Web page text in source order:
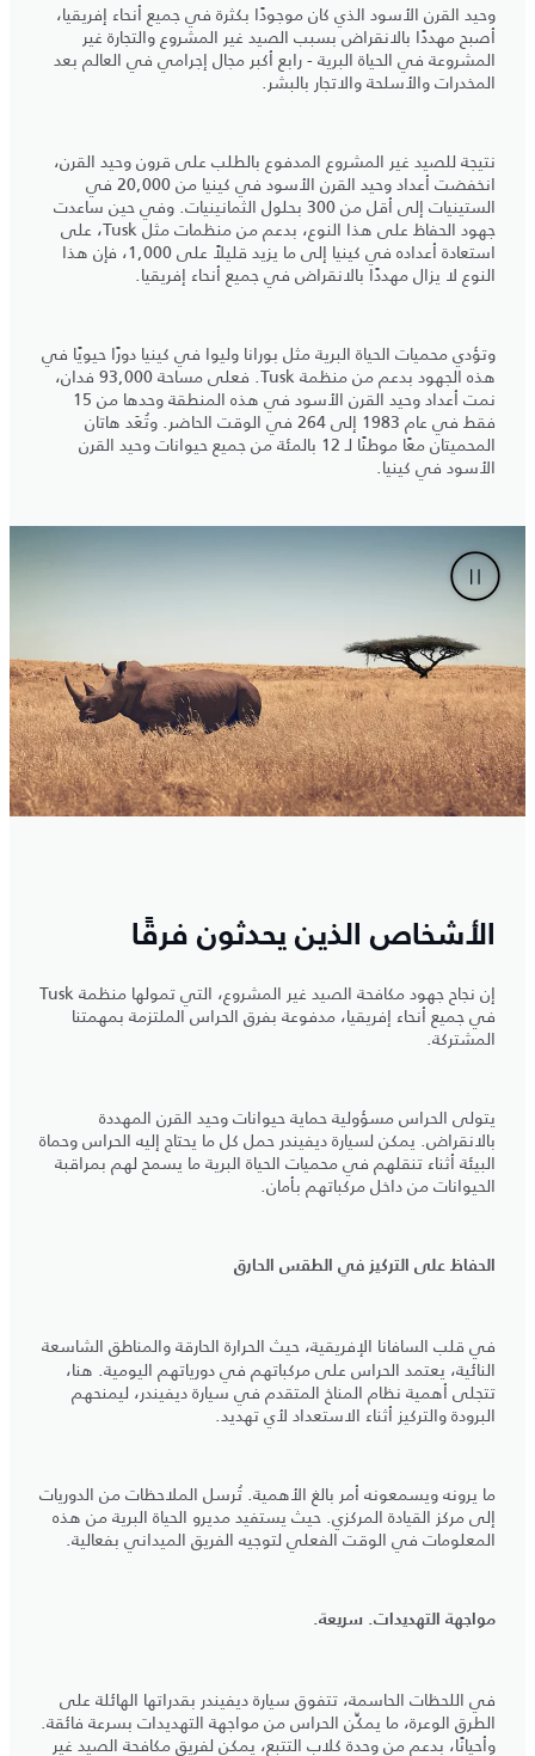
وحيد القرن الأسود الذي كان موجودًا بكثرة في جميع أنحاء إفريقيا،
أصبح مهددًا بالانقراض بسبب الصيد غير المشروع والتجارة غير
المشروعة في الحياة البرية - رابع أكبر مجال إجرامي في العالم بعد
المخدرات والأسلحة والاتجار بالبشر.
نتيجة للصيد غير المشروع المدفوع بالطلب على قرون وحيد القرن،
انخفضت أعداد وحيد القرن الأسود في كينيا من 20,000 في
الستينيات إلى أقل من 300 بحلول الثمانينيات. وفي حين ساعدت
جهود الحفاظ على هذا النوع، بدعم من منظمات مثل Tusk، على
استعادة أعداده في كينيا إلى ما يزيد قليلاً على 1,000، فإن هذا
النوع لا يزال مهددًا بالانقراض في جميع أنحاء إفريقيا.
وتؤدي محميات الحياة البرية مثل بورانا وليوا في كينيا دورًا حيويًا في
هذه الجهود بدعم من منظمة Tusk. فعلى مساحة 93,000 فدان،
نمت أعداد وحيد القرن الأسود في هذه المنطقة وحدها من 15
فقط في عام 1983 إلى 264 في الوقت الحاضر. وتُعَد هاتان
المحميتان معًا موطنًا لـ 12 بالمئة من جميع حيوانات وحيد القرن
الأسود في كينيا.
الأشخاص الذين يحدثون فرقًا
إن نجاح جهود مكافحة الصيد غير المشروع، التي تمولها منظمة Tusk
في جميع أنحاء إفريقيا، مدفوعة بفرق الحراس الملتزمة بمهمتنا
المشتركة.
يتولى الحراس مسؤولية حماية حيوانات وحيد القرن المهددة
بالانقراض. يمكن لسيارة ديفيندر حمل كل ما يحتاج إليه الحراس وحماة
البيئة أثناء تنقلهم في محميات الحياة البرية ما يسمح لهم بمراقبة
الحيوانات من داخل مركباتهم بأمان.
الحفاظ على التركيز في الطقس الحارق
في قلب السافانا الإفريقية، حيث الحرارة الحارقة والمناطق الشاسعة
النائية، يعتمد الحراس على مركباتهم في دورياتهم اليومية. هنا،
تتجلى أهمية نظام المناخ المتقدم في سيارة ديفيندر، ليمنحهم
البرودة والتركيز أثناء الاستعداد لأي تهديد.
ما يرونه ويسمعونه أمر بالغ الأهمية. تُرسل الملاحظات من الدوريات
إلى مركز القيادة المركزي. حيث يستفيد مديرو الحياة البرية من هذه
المعلومات في الوقت الفعلي لتوجيه الفريق الميداني بفعالية.
مواجهة التهديدات. سريعة.
في اللحظات الحاسمة، تتفوق سيارة ديفيندر بقدراتها الهائلة على
الطرق الوعرة، ما يمكِّن الحراس من مواجهة التهديدات بسرعة فائقة.
وأحيانًا، بدعم من وحدة كلاب التتبع، يمكن لفريق مكافحة الصيد غير